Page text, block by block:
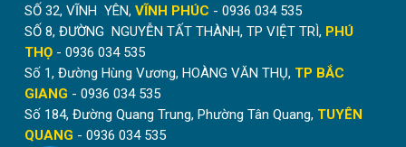
Hỗ trợ tận tình. Tư vấn giải pháp lắp đặt phù hợp
nhất.
Nhân viên kỹ thuật kinh nghiệm.
Đa dạng mẫu mã để khách hàng lựa chọn.
Bảo hành sản phẩm 12 tháng. Hỗ trợ đổi trả
trong vòng 7 ngày.
SỐ 32, VĨNH YÊN, VĨNH PHÚC - 0936 034 535
SỐ 8, ĐƯỜNG NGUYỄN TẤT THÀNH, TP VIỆT TRÌ, PHÚ
THỌ - 0936 034 535
Số 1, Đường Hùng Vương, HOÀNG VĂN THỤ, TP BẮC
GIANG - 0936 034 535
Số 184, Đường Quang Trung, Phường Tân Quang, TUYÊN
QUANG - 0936 034 535